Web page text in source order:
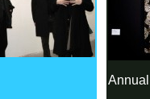
Annual